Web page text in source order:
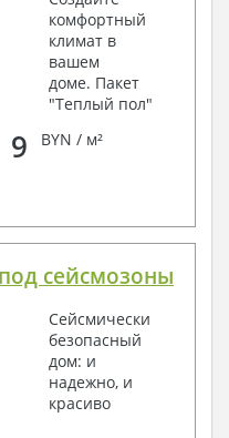
комфортный
климат в
вашем
доме. Пакет
"Теплый пол"
9 BYN / м²
сейсмозоны
Сейсмически
безопасный
дом: и
надежно, и
красиво